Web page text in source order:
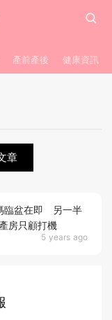
產前產後 健康資訊
章
5 years ago
臨盆在即 另一半
房只顧打機